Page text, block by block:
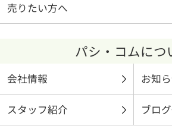
売りたい方へ
パシ・コムにつ
会社情報 お知
スタッフ紹介 ブロ